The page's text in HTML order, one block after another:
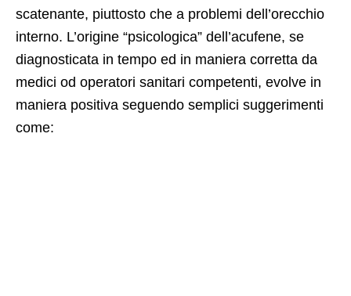
scatenante, piuttosto che a problemi dell’orecchio
interno. L’origine “psicologica” dell’acufene, se
diagnosticata in tempo ed in maniera corretta da
medici od operatori sanitari competenti, evolve in
maniera positiva seguendo semplici suggerimenti
come: